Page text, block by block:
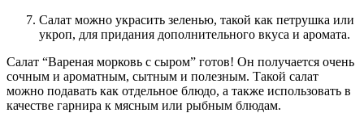
Салат можно украсить зеленью, такой как петрушка или
укроп, для придания дополнительного вкуса и аромата.
Салат “Вареная морковь с сыром” готов! Он получается очень
сочным и ароматным, сытным и полезным. Такой салат
можно подавать как отдельное блюдо, а также использовать в
качестве гарнира к мясным или рыбным блюдам.